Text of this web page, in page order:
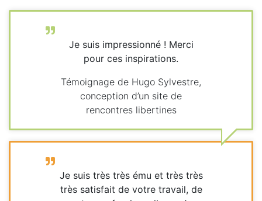
Je suis impressionné ! Merci
pour ces inspirations.
Témoignage de Hugo Sylvestre,
conception d’un site de
rencontres libertines
Je suis très très ému et très très
très satisfait de votre travail, de